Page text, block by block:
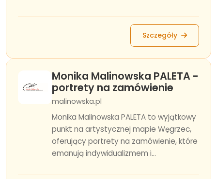
Szczegóły
Monika Malinowska PALETA -
portrety na zamówienie
malinowska.pl
Monika Malinowska PALETA to wyjątkowy
punkt na artystycznej mapie Węgrzec,
oferujący portrety na zamówienie, które
emanują indywidualizmem i...